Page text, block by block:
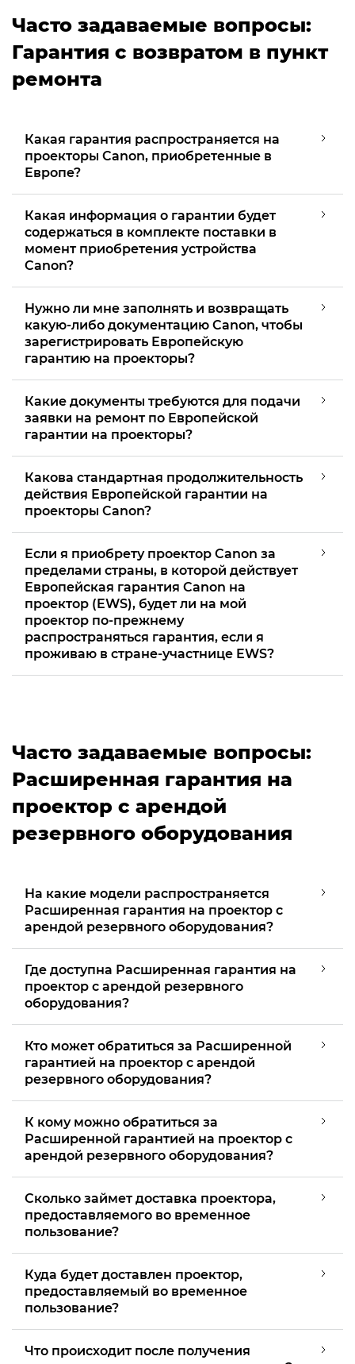
Часто задаваемые вопросы:
Гарантия с возвратом в пункт
ремонта
Какая гарантия распространяется на
проекторы Canon, приобретенные в
Европе?
Какая информация о гарантии будет
содержаться в комплекте поставки в
момент приобретения устройства
Canon?
Нужно ли мне заполнять и возвращать
какую-либо документацию Canon, чтобы
зарегистрировать Европейскую
гарантию на проекторы?
Какие документы требуются для подачи
заявки на ремонт по Европейской
гарантии на проекторы?
Какова стандартная продолжительность
действия Европейской гарантии на
проекторы Canon?
Если я приобрету проектор Canon за
пределами страны, в которой действует
Европейская гарантия Canon на
проектор (EWS), будет ли на мой
проектор по-прежнему
распространяться гарантия, если я
проживаю в стране-участнице EWS?
Часто задаваемые вопросы:
Расширенная гарантия на
проектор с арендой
резервного оборудования
На какие модели распространяется
Расширенная гарантия на проектор с
арендой резервного оборудования?
Где доступна Расширенная гарантия на
проектор с арендой резервного
оборудования?
Кто может обратиться за Расширенной
гарантией на проектор с арендой
резервного оборудования?
К кому можно обратиться за
Расширенной гарантией на проектор с
арендой резервного оборудования?
Сколько займет доставка проектора,
предоставляемого во временное
пользование?
Куда будет доставлен проектор,
предоставляемый во временное
пользование?
Что происходит после получения